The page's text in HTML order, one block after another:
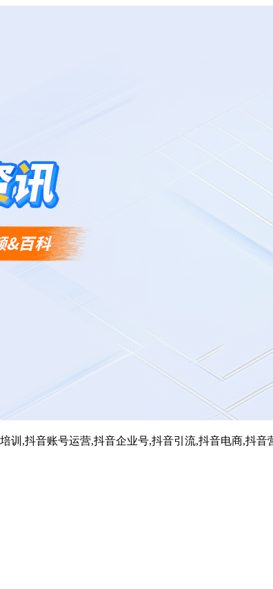
,抖音账号运营,抖音企业号,抖音引流,抖音电商,抖音